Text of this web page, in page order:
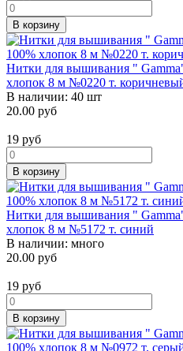
В корзину
Нитки для вышивания "
хлопок 8 м №0220 т.
В наличии: 40 шт
20.00 руб
19 руб
В корзину
Нитки для вышивания "
хлопок 8 м №5172 т. синий
В наличии: много
20.00 руб
19 руб
В корзину